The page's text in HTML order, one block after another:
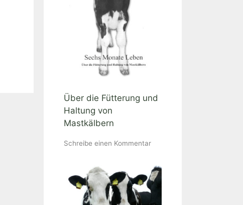
Über die Fütterung und
Haltung von
Mastkälbern
Schreibe einen Kommentar